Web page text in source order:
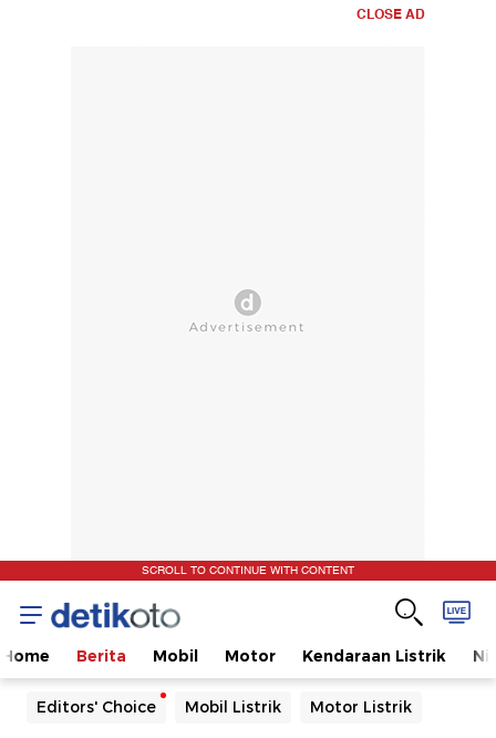
CLOSE AD
SCROLL TO CONTINUE WITH CONTENT
Home Berita Mobil Motor Kendaraan Listrik
Editors' Choice Mobil Listrik Motor Listrik